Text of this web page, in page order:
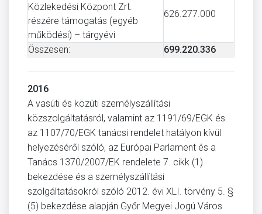
Közlekedési Központ Zrt.
részére támogatás (egyéb
működési) – tárgyévi
626.277.000
Összesen: 699.220.336
2016
A vasúti és közúti személyszállítási
közszolgáltatásról, valamint az 1191/69/EGK és
az 1107/70/EGK tanácsi rendelet hatályon kívül
helyezéséről szóló, az Európai Parlament és a
Tanács 1370/2007/EK rendelete 7. cikk (1)
bekezdése és a személyszállítási
szolgáltatásokról szóló 2012. évi XLI. törvény 5. §
(5) bekezdése alapján Győr Megyei Jogú Város